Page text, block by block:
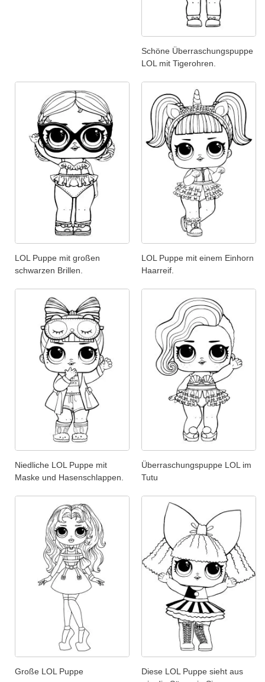
Schöne Überraschungspuppe
LOL mit Tigerohren.
LOL Puppe mit großen
schwarzen Brillen.
LOL Puppe mit einem Einhorn
Haarreif.
Niedliche LOL Puppe mit
Maske und Hasenschlappen.
Überraschungspuppe LOL im
Tutu
Große LOL Puppe
Diese LOL Puppe sieht aus